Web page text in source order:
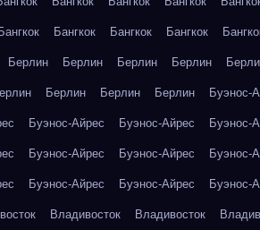
Бангкок Бангкок Бангкок Бангкок
Берлин Берлин Берлин Берлин
Берлин Берлин Берлин Буэнос-
Буэнос-Айрес Буэнос-Айрес Буэнос-
Буэнос-Айрес Буэнос-Айрес Буэнос-
Буэнос-Айрес Буэнос-Айрес Буэнос-
Владивосток Владивосток